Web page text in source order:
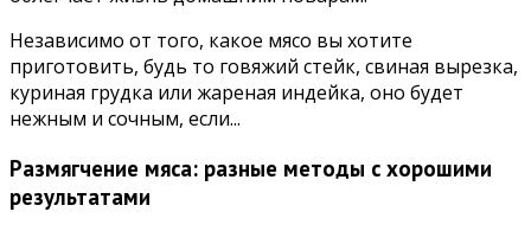
Независимо от того, какое мясо вы хотите
приготовить, будь то говяжий стейк, свиная вырезка,
куриная грудка или жареная индейка, оно будет
нежным и сочным, если...
Размягчение мяса: разные методы с хорошими
результатами